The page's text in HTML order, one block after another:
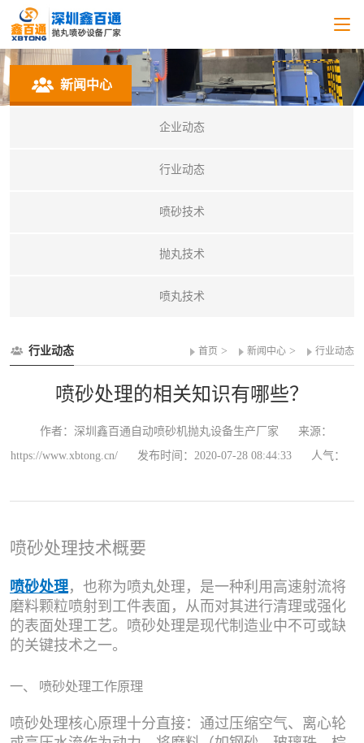
新闻中心
企业动态
行业动态
喷砂技术
抛丸技术
喷丸技术
行业动态 首页 > 新闻中心 > 行业动态
喷砂处理的相关知识有哪些？
作者：深圳鑫百通自动喷砂机抛丸设备生产厂家
来源：
https://www.xbtong.cn/
发布时间：2020-07-28 08:44:33 人气：
喷砂处理技术概要
喷砂处理，也称为喷丸处理，是一种利用高速射流将
磨料颗粒喷射到工件表面，从而对其进行清理或强化
的表面处理工艺。 喷砂处理是现代制造业中不可或缺
的关键技术之一。
一、 喷砂处理工作原理
喷砂处理核心原理十分直接：通过压缩空气、离心轮